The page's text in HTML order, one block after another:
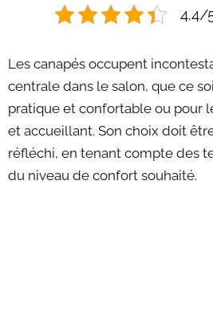
4.4/
Les canapés occupent
centrale dans le salon, que ce
pratique et confortable ou pour
et accueillant. Son choix doit
réfléchi, en tenant compte des
du niveau de confort souhaité.